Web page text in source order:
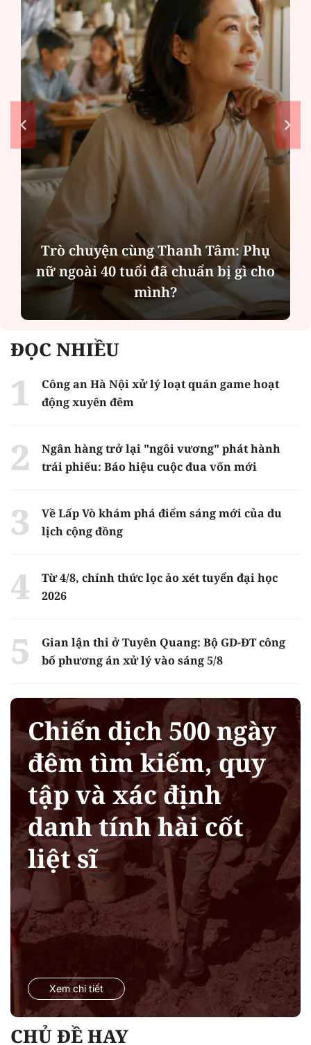
Trò chuyện cùng Thanh Tâm: Phụ
nữ ngoài 40 tuổi đã chuẩn bị gì cho
mình?
ĐỌC NHIỀU
Công an Hà Nội xử lý loạt quán game hoạt
động xuyên đêm
Ngân hàng trở lại "ngôi vương" phát hành
trái phiếu: Báo hiệu cuộc đua vốn mới
Về Lấp Vò khám phá điểm sáng mới của du
lịch cộng đồng
Từ 4/8, chính thức lọc ảo xét tuyển đại học
2026
Gian lận thi ở Tuyên Quang: Bộ GD-ĐT công
bố phương án xử lý vào sáng 5/8
Chiến dịch 500 ngày
đêm tìm kiếm, quy
tập và xác định
danh tính hài cốt
liệt sĩ
Xem chi tiết
CHỦ ĐỀ HAY